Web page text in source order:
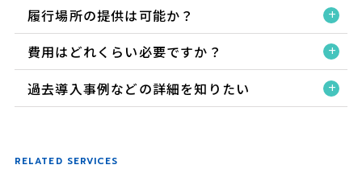
履行場所の提供は可能か？
費用はどれくらい必要ですか？
過去導入事例などの詳細を知りたい
RELATED SERVICES